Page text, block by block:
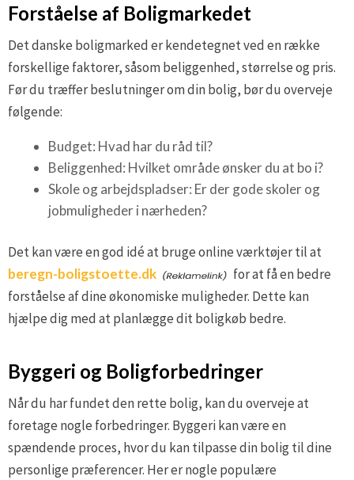
Forståelse af Boligmarkedet
Det danske boligmarked er kendetegnet ved en række
forskellige faktorer, såsom beliggenhed, størrelse og pris.
Før du træffer beslutninger om din bolig, bør du overveje
følgende:
Budget: Hvad har du råd til?
Beliggenhed: Hvilket område ønsker du at bo i?
Skole og arbejdspladser: Er der gode skoler og
jobmuligheder i nærheden?
Det kan være en god idé at bruge online værktøjer til at
beregn-boligstoette.dk
for at få en bedre
forståelse af dine økonomiske muligheder. Dette kan
hjælpe dig med at planlægge dit boligkøb bedre.
Byggeri og Boligforbedringer
Når du har fundet den rette bolig, kan du overveje at
foretage nogle forbedringer. Byggeri kan være en
spændende proces, hvor du kan tilpasse din bolig til dine
personlige præferencer. Her er nogle populære